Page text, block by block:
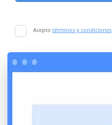
Acepto términos y condiciones